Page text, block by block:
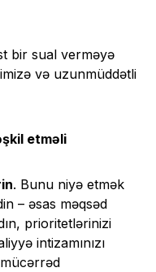
bir sual verməyə
və uzunmüddətli
etməli
. Bunu niyə etmək
– əsas məqsəd
prioritetlərinizi
intizamınızı